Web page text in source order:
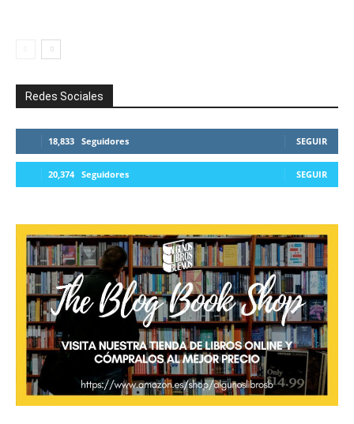
Redes Sociales
18,833 Seguidores SEGUIR
20,374 Seguidores SEGUIR